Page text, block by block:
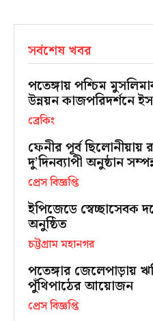
সর্বশেষ খবর
পতেঙ্গায় পশ্চিম
উন্নয়ন কাজপরিদর্শনে
ব্রেকিং
ফেনীর পূর্ব ছিলোনীয়ায়
দু’দিনব্যাপী অনুষ্ঠান
প্রেস বিজ্ঞপ্তি
ইপিজেডে স্বেচ্ছাসেবক
অনুষ্ঠিত
চট্টগ্রাম মহানগর
পতেঙ্গার জেলেপাড়ায়
পুঁথিপাঠের আয়োজন
প্রেস বিজ্ঞপ্তি